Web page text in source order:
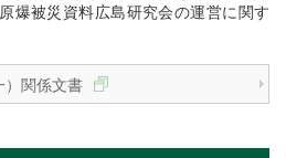
爆被災資料広島研究会の運営に関す
）関係文書